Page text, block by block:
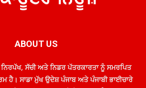
ABOUT US
ਸੱਚੀ ਅਤੇ ਨਿਡਰ ਪੱਤਰਕਾਰਤਾ ਨੂੰ ਸਮਰਪਿਤ
ਹੈ। ਸਾਡਾ ਮੁੱਖ ਉਦੇਸ਼ ਪੰਜਾਬ ਅਤੇ ਪੰਜਾਬੀ ਭਾਈਚਾਰੇ